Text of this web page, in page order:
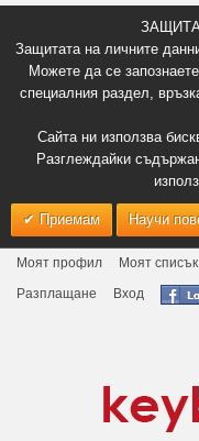
Защитата на личните
Можете да се
специалния раздел,
Сайта ни използва
Разглеждайки
Приемам Научи
Моят профил Моят
Разплащане
Вход